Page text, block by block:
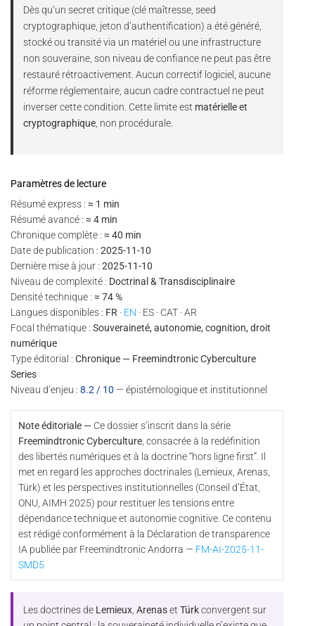
Dès qu’un secret critique (clé maîtresse, seed
cryptographique, jeton d’authentification) a été généré,
stocké ou transité via un matériel ou une infrastructure
non souveraine, son niveau de confiance ne peut pas être
restauré rétroactivement. Aucun correctif logiciel, aucune
réforme réglementaire, aucun cadre contractuel ne peut
inverser cette condition. Cette limite est matérielle et
cryptographique, non procédurale.
Paramètres de lecture
Résumé express : ≈ 1 min
Résumé avancé : ≈ 4 min
Chronique complète : ≈ 40 min
Date de publication : 2025-11-10
Dernière mise à jour : 2025-11-10
Niveau de complexité : Doctrinal & Transdisciplinaire
Densité technique : ≈ 74 %
Langues disponibles : FR · EN · ES · CAT · AR
Focal thématique : Souveraineté, autonomie, cognition, droit
numérique
Type éditorial : Chronique — Freemindtronic Cyberculture
Series
Niveau d’enjeu : 8.2 / 10 — épistémologique et institutionnel
Note éditoriale —Ce dossier s’inscrit dans la série
Freemindtronic Cyberculture, consacrée à la redéfinition
des libertés numériques et à la doctrine “hors ligne first”. Il
met en regard les approches doctrinales (Lemieux, Arenas,
Türk) et les perspectives institutionnelles (Conseil d’État,
ONU, AIMH 2025) pour restituer les tensions entre
dépendance technique et autonomie cognitive. Ce contenu
est rédigé conformément à la Déclaration de transparence
IA publiée par Freemindtronic Andorra — FM-AI-2025-11-
SMD5
Les doctrines de Lemieux ,ArenasetTürkconvergent sur